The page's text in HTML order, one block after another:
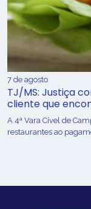
7 de agosto
TJ/MS: Justiça
cliente que
A 4ª Vara Cível de
restaurantes ao